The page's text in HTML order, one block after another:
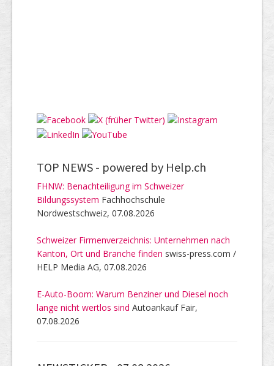
TOP NEWS - powered by Help.ch
FHNW: Benachteiligung im Schweizer
Bildungssystem Fachhochschule
Nordwestschweiz, 07.08.2026
Schweizer Firmenverzeichnis: Unternehmen nach
Kanton, Ort und Branche finden swiss-press.com /
HELP Media AG, 07.08.2026
E-Auto-Boom: Warum Benziner und Diesel noch
lange nicht wertlos sind Autoankauf Fair,
07.08.2026